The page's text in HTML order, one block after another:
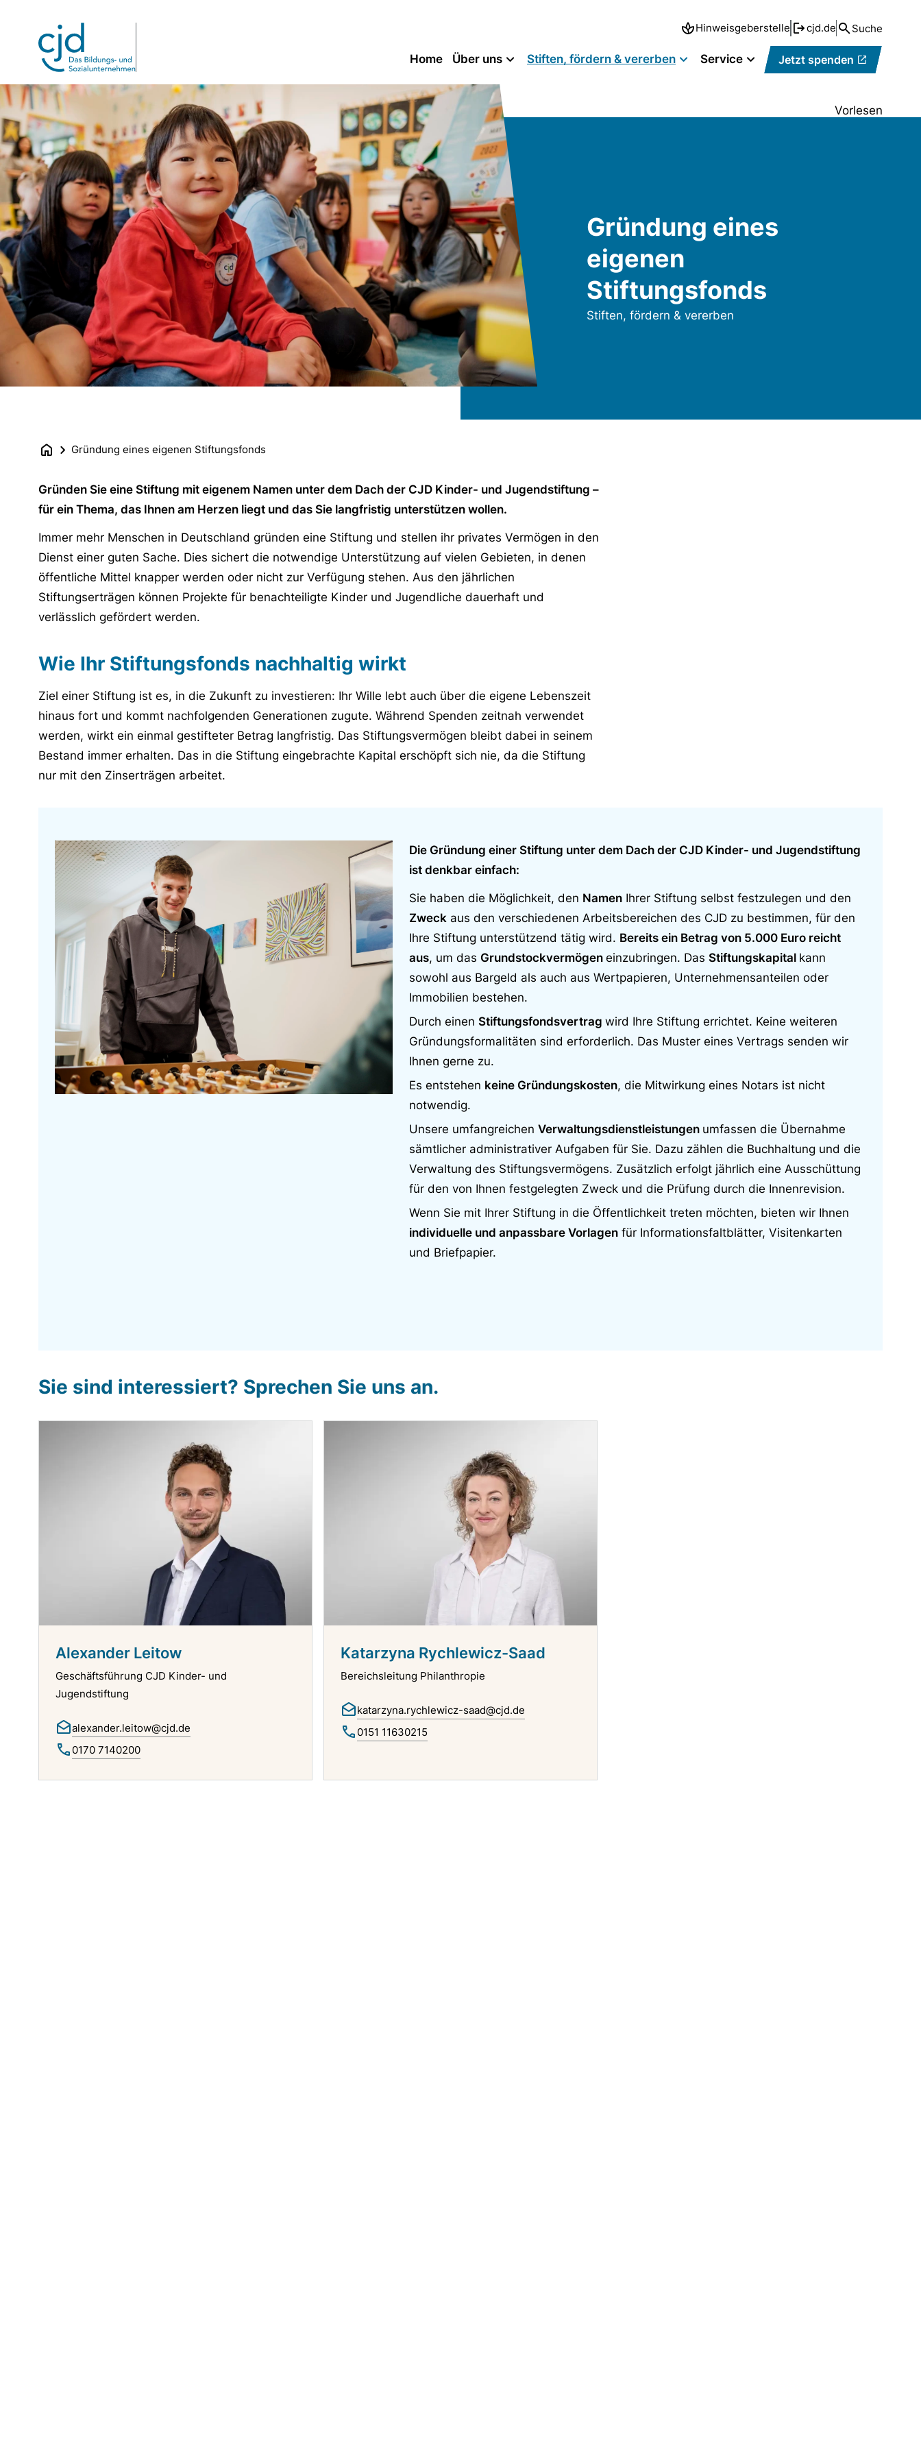
Hinweisgeberstelle cjd.de Suche
Jetzt spenden
Home Über uns Stiften, fördern & vererben Service
Vorlesen
Gründung eines
eigenen
Stiftungsfonds
Stiften, fördern & vererben
Gründung eines eigenen Stiftungsfonds
Gründen Sie eine Stiftung mit eigenem Namen unter dem Dach der CJD Kinder- und Jugendstiftung –
für ein Thema, das Ihnen am Herzen liegt und das Sie langfristig unterstützen wollen.
Immer mehr Menschen in Deutschland gründen eine Stiftung und stellen ihr privates Vermögen in den
Dienst einer guten Sache. Dies sichert die notwendige Unterstützung auf vielen Gebieten, in denen
öffentliche Mittel knapper werden oder nicht zur Verfügung stehen. Aus den jährlichen
Stiftungserträgen können Projekte für benachteiligte Kinder und Jugendliche dauerhaft und
verlässlich gefördert werden.
Wie Ihr Stiftungsfonds nachhaltig wirkt
Ziel einer Stiftung ist es, in die Zukunft zu investieren: Ihr Wille lebt auch über die eigene Lebenszeit
hinaus fort und kommt nachfolgenden Generationen zugute. Während Spenden zeitnah verwendet
werden, wirkt ein einmal gestifteter Betrag langfristig. Das Stiftungsvermögen bleibt dabei in seinem
Bestand immer erhalten. Das in die Stiftung eingebrachte Kapital erschöpft sich nie, da die Stiftung
nur mit den Zinserträgen arbeitet.
Die Gründung einer Stiftung unter dem Dach der CJD Kinder- und Jugendstiftung
ist denkbar einfach:
Sie haben die Möglichkeit, den Namen Ihrer Stiftung selbst festzulegen und den
Zweck aus den verschiedenen Arbeitsbereichen des CJD zu bestimmen, für den
Ihre Stiftung unterstützend tätig wird. Bereits ein Betrag von 5.000 Euro reicht
aus, um das Grundstockvermögeneinzubringen. DasStiftungskapital kann
sowohl aus Bargeld als auch aus Wertpapieren, Unternehmensanteilen oder
Immobilien bestehen.
Durch einenStiftungsfondsvertragwird Ihre Stiftung errichtet. Keine weiteren
Gründungsformalitäten sind erforderlich. Das Muster eines Vertrags senden wir
Ihnen gerne zu.
Es entstehen keine Gründungskosten, die Mitwirkung eines Notars ist nicht
notwendig.
Unsere umfangreichenVerwaltungsdienstleistungen umfassen die Übernahme
sämtlicher administrativer Aufgaben für Sie. Dazu zählen die Buchhaltung und die
Verwaltung des Stiftungsvermögens. Zusätzlich erfolgt jährlich eine Ausschüttung
für den von Ihnen festgelegten Zweck und die Prüfung durch die Innenrevision.
Wenn Sie mit Ihrer Stiftung in die Öffentlichkeit treten möchten, bieten wir Ihnen
individuelle und anpassbare Vorlagen für Informationsfaltblätter, Visitenkarten
und Briefpapier.
Sie sind interessiert? Sprechen Sie uns an.
Alexander Leitow
Geschäftsführung CJD Kinder- und
Jugendstiftung
alexander.leitow@cjd.de
0170 7140200
Katarzyna Rychlewicz-Saad
Bereichsleitung Philanthropie
katarzyna.rychlewicz-saad@cjd.de
0151 11630215